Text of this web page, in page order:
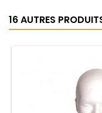
16 AUTRES